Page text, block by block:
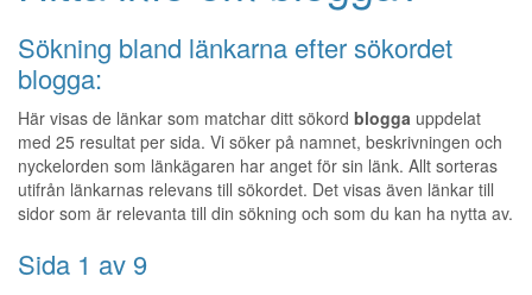
Sökning bland länkarna efter sökordet
blogga:
Här visas de länkar som matchar ditt sökord blogga uppdelat
med 25 resultat per sida. Vi söker på namnet, beskrivningen och
nyckelorden som länkägaren har anget för sin länk. Allt sorteras
utifrån länkarnas relevans till sökordet. Det visas även länkar till
sidor som är relevanta till din sökning och som du kan ha nytta av.
Sida 1 av 9